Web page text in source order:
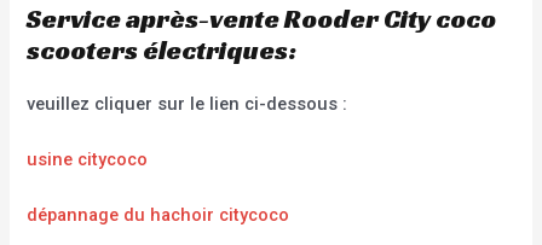
Service après-vente Rooder City coco
scooters électriques:
veuillez cliquer sur le lien ci-dessous :
usine citycoco
dépannage du hachoir citycoco